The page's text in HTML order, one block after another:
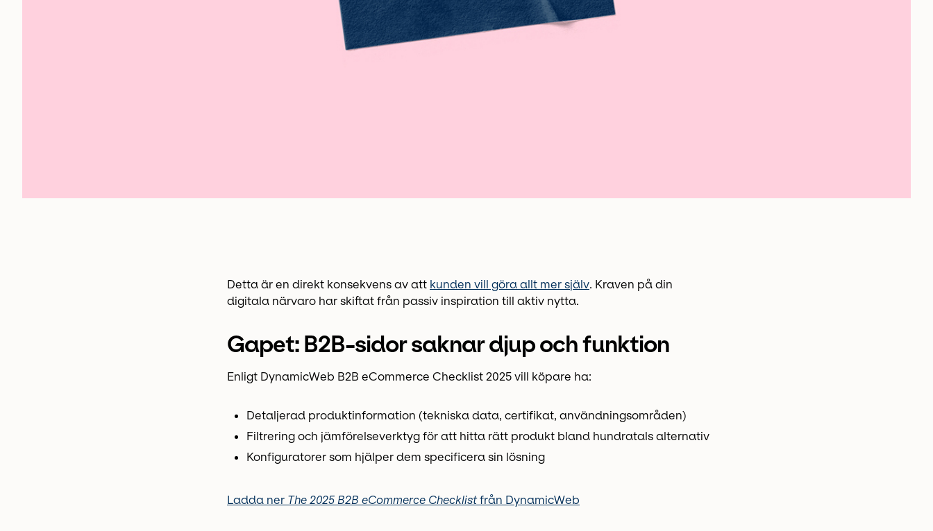
Detta är en direkt konsekvens av att kunden vill göra allt mer själv. Kraven på din
digitala närvaro har skiftat från passiv inspiration till aktiv nytta.
Gapet: B2B-sidor saknar djup och funktion
Enligt DynamicWeb B2B eCommerce Checklist 2025 vill köpare ha:
Detaljerad produktinformation (tekniska data, certifikat, användningsområden)
Filtrering och jämförelseverktyg för att hitta rätt produkt bland hundratals alternativ
Konfiguratorer som hjälper dem specificera sin lösning
Ladda ner The 2025 B2B eCommerce Checklistfrån DynamicWeb